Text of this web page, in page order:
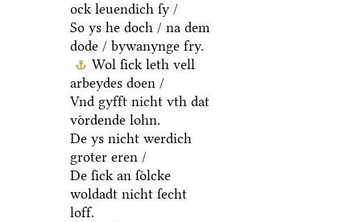
ock leuendich ſy /
So ys he doch / na dem
dode / bywanynge fry.
Wol ſick leth vell
arbeydes doen /
Vnd gyfft nicht vth dat
voͤrdende lohn.
De ys nicht werdich
groter eren /
De ſick an ſoͤlcke
woldadt nicht ſecht
loff.